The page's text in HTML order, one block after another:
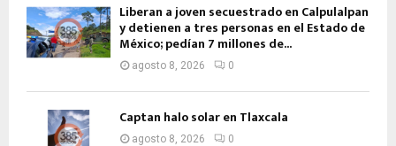
Liberan a joven secuestrado en Calpulalpan
y detienen a tres personas en el Estado de
México; pedían 7 millones de...
agosto 8, 2026 0
Captan halo solar en Tlaxcala
agosto 8, 2026 0